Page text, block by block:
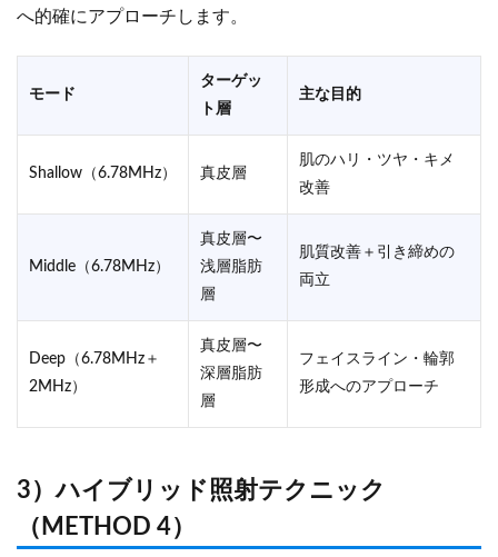
へ的確にアプローチします。
モード
ターゲッ
ト層
主な目的
Shallow（6.78MHz） 真皮層
肌のハリ・ツヤ・キメ
改善
Middle（6.78MHz）
真皮層〜
浅層脂肪
層
肌質改善＋引き締めの
両立
Deep（6.78MHz＋
2MHz）
真皮層〜
深層脂肪
層
フェイスライン・輪郭
形成へのアプローチ
3）ハイブリッド照射テクニック
（METHOD 4）